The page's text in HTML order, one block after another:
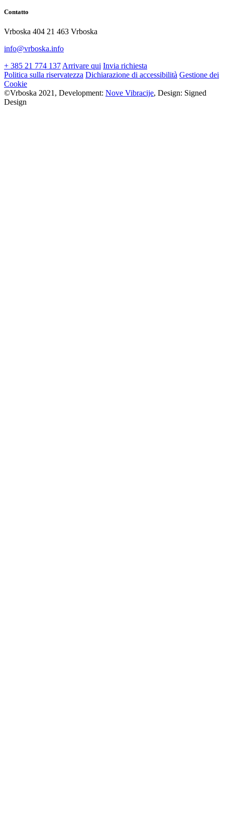
Contatto
Vrboska 404 21 463 Vrboska
info@vrboska.info
+ 385 21 774 137 Arrivare qui Invia richiesta
Politica sulla riservatezza Dichiarazione di accessibilità Gestione dei
Cookie
©Vrboska 2021, Development: Nove Vibracije, Design: Signed
Design